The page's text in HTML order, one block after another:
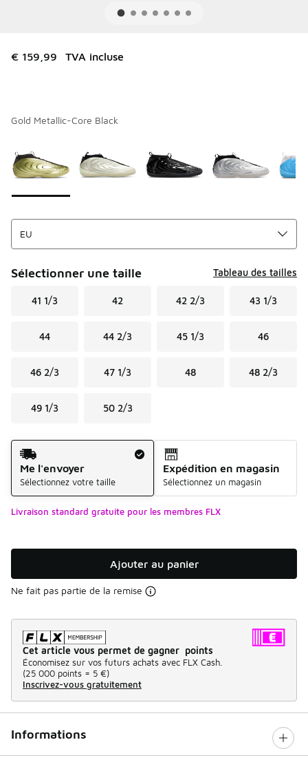
€ 159,99 TVA incluse
Gold Metallic-Core Black
Sélectionner une taille Tableau des tailles
41 1/3 42 42 2/3 43 1/3
44 44 2/3 45 1/3 46
46 2/3 47 1/3 48 48 2/3
49 1/3 50 2/3
Mode d'expédition
Me l'envoyer
Sélectionnez votre taille
Expédition en magasin
Sélectionnez un magasin
Livraison standard gratuite pour les membres FLX
Ajouter au panier
Ne fait pas partie de la remise
Cet article vous permet de gagner points
Économisez sur vos futurs achats avec FLX Cash.
(25 000 points = 5 €)
Inscrivez-vous gratuitement
Informations